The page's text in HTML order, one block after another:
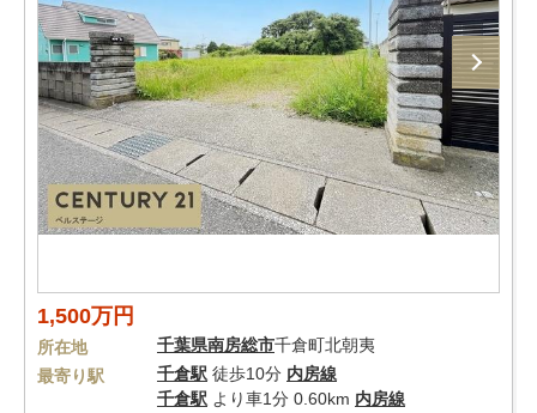
1,500万円
所在地 千葉県南房総市千倉町北朝夷
最寄り駅
千倉駅 徒歩10分 内房線
千倉駅 より車1分 0.60km 内房線